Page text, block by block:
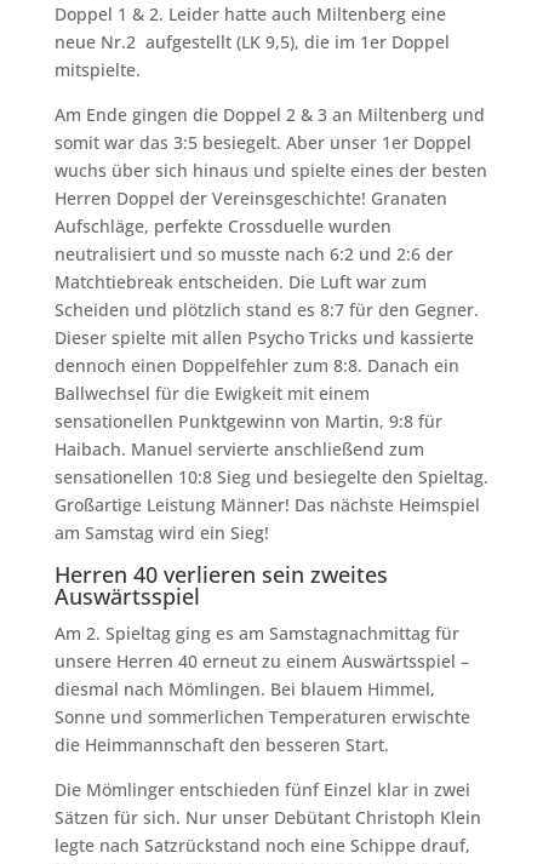
Doppel 1 & 2. Leider hatte auch Miltenberg eine
neue Nr.2 aufgestellt (LK 9,5), die im 1er Doppel
mitspielte.
Am Ende gingen die Doppel 2 & 3 an Miltenberg und
somit war das 3:5 besiegelt. Aber unser 1er Doppel
wuchs über sich hinaus und spielte eines der besten
Herren Doppel der Vereinsgeschichte! Granaten
Aufschläge, perfekte Crossduelle wurden
neutralisiert und so musste nach 6:2 und 2:6 der
Matchtiebreak entscheiden. Die Luft war zum
Scheiden und plötzlich stand es 8:7 für den Gegner.
Dieser spielte mit allen Psycho Tricks und kassierte
dennoch einen Doppelfehler zum 8:8. Danach ein
Ballwechsel für die Ewigkeit mit einem
sensationellen Punktgewinn von Martin, 9:8 für
Haibach. Manuel servierte anschließend zum
sensationellen 10:8 Sieg und besiegelte den Spieltag.
Großartige Leistung Männer! Das nächste Heimspiel
am Samstag wird ein Sieg!
Herren 40 verlieren sein zweites
Auswärtsspiel
Am 2. Spieltag ging es am Samstagnachmittag für
unsere Herren 40 erneut zu einem Auswärtsspiel –
diesmal nach Mömlingen. Bei blauem Himmel,
Sonne und sommerlichen Temperaturen erwischte
die Heimmannschaft den besseren Start.
Die Mömlinger entschieden fünf Einzel klar in zwei
Sätzen für sich. Nur unser Debütant Christoph Klein
legte nach Satzrückstand noch eine Schippe drauf,